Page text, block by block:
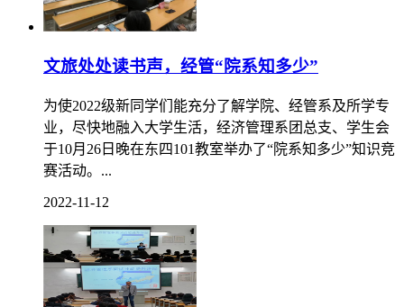
文旅处处读书声，经管“院系知多少”
为使2022级新同学们能充分了解学院、经管系及所学专
业，尽快地融入大学生活，经济管理系团总支、学生会
于10月26日晚在东四101教室举办了“院系知多少”知识竞
赛活动。...
2022-11-12